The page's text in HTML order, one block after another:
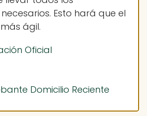
Esto hará que el
ágil.
Oficial
Domicilio Reciente